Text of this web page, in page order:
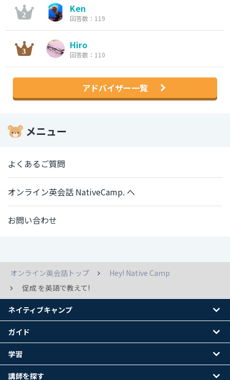
Ken
回答数：119
Hiro
回答数：110
アドバイザー一覧
メニュー
よくあるご質問
オンライン英会話 NativeCamp. へ
お問い合わせ
オンライン英会話トップ
Hey! Native Camp
促成 を英語で教えて!
ネイティブキャンプ
ガイド
学習
講師を探す